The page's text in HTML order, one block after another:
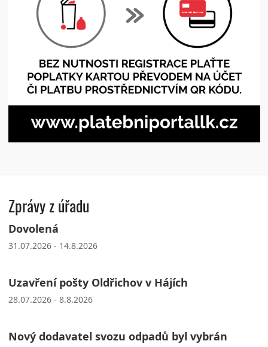
Zprávy z úřadu
Dovolená
31.07.2026 - 14.8.2026
Uzavření pošty Oldřichov v Hájích
28.07.2026 - 8.8.2026
Nový dodavatel svozu odpadů byl vybrán